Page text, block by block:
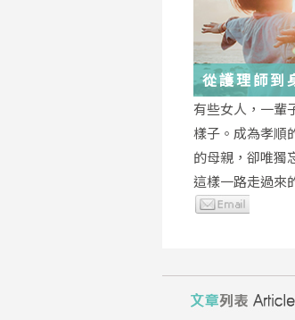
從護理師到
瑤：每一段
的起點
有些女人，一輩
樣子。成為孝順
的母親，卻唯獨
這樣一路走過來